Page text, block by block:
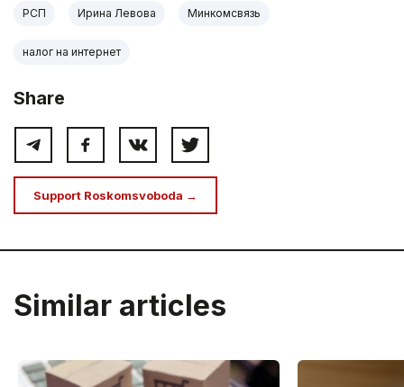
РСП Ирина Левова Минкомсвязь
налог на интернет
Share
Support Roskomsvoboda →
Similar articles